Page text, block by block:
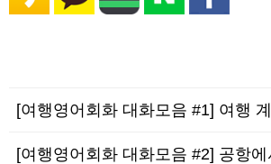
[여행영어회화 대화모음 #1] 여행 계획 세우기 :
[여행영어회화 대화모음 #2] 공항에서의 상황 대처법 :